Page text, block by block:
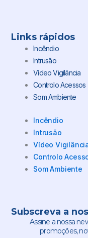
Links rápidos
Incêndio
Intrusão
Vídeo Vigilância
Controlo Acessos
Som Ambiente
Incêndio
Intrusão
Vídeo
Controlo
Som Ambiente
Subscreva a
Assine a nossa
promoções,